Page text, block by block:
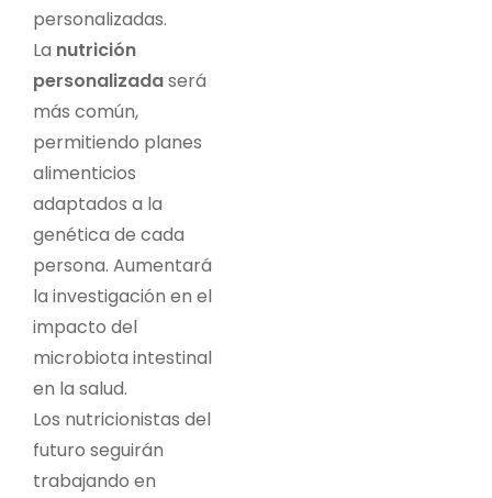
personalizadas.
La nutrición
personalizadaserá
más común,
permitiendo planes
alimenticios
adaptados a la
genética de cada
persona. Aumentará
la investigación en el
impacto del
microbiota intestinal
en la salud.
Los nutricionistas del
futuro seguirán
trabajando en